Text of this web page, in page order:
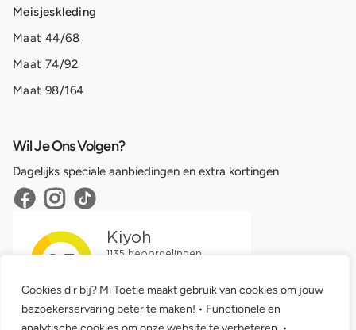
Cookies d'r bij? Mi Toetie maakt gebruik van cookies om jouw
bezoekerservaring beter te maken! • Functionele en
Meisjeskleding
Maat 44/68
Maat 74/92
Maat 98/164
Wil Je Ons Volgen?
Dagelijks speciale aanbiedingen en extra kortingen